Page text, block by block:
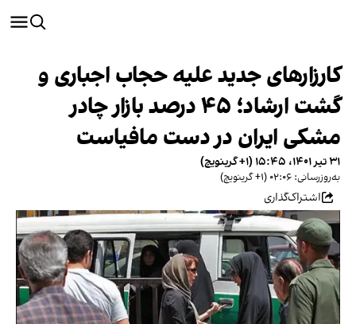
کارزارهای جدید علیه حجاب اجباری و
گشت ارشاد؛ ۴۵ درصد بازار چادر
مشکی ایران در دست مافیاست
۳۱ تیر ۱۴۰۱، ۱۵:۴۵ (‎+۱ گرینویچ)
به‌روزرسانی: ۰۲:۰۶ (‎+۱ گرینویچ)
اشتراک‌گذاری